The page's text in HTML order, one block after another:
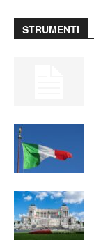
STRUMENTI